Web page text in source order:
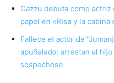
Cazzu debuta como
papel en «Risa y la cabina
Fallece el actor de
apuñalado: arrestan al
sospechoso